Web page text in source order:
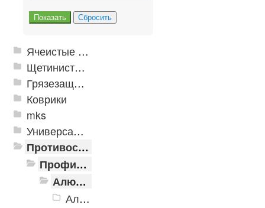
Ячеистые грязезащитные покрытия
Щетинистые покрытия
Грязезащитные, влаговпитывающие покрытия
Коврики
mks
Универсальные модульные покрытия
Противоскользящая защита для лестниц, профили, ленты
Профили алюминиевые с резиновой вставкой
Алюминиевая полоса с резиновыми вставками
Алюминиевая Полоса с резиновой вставкой АП-32 Евро, 2500мм